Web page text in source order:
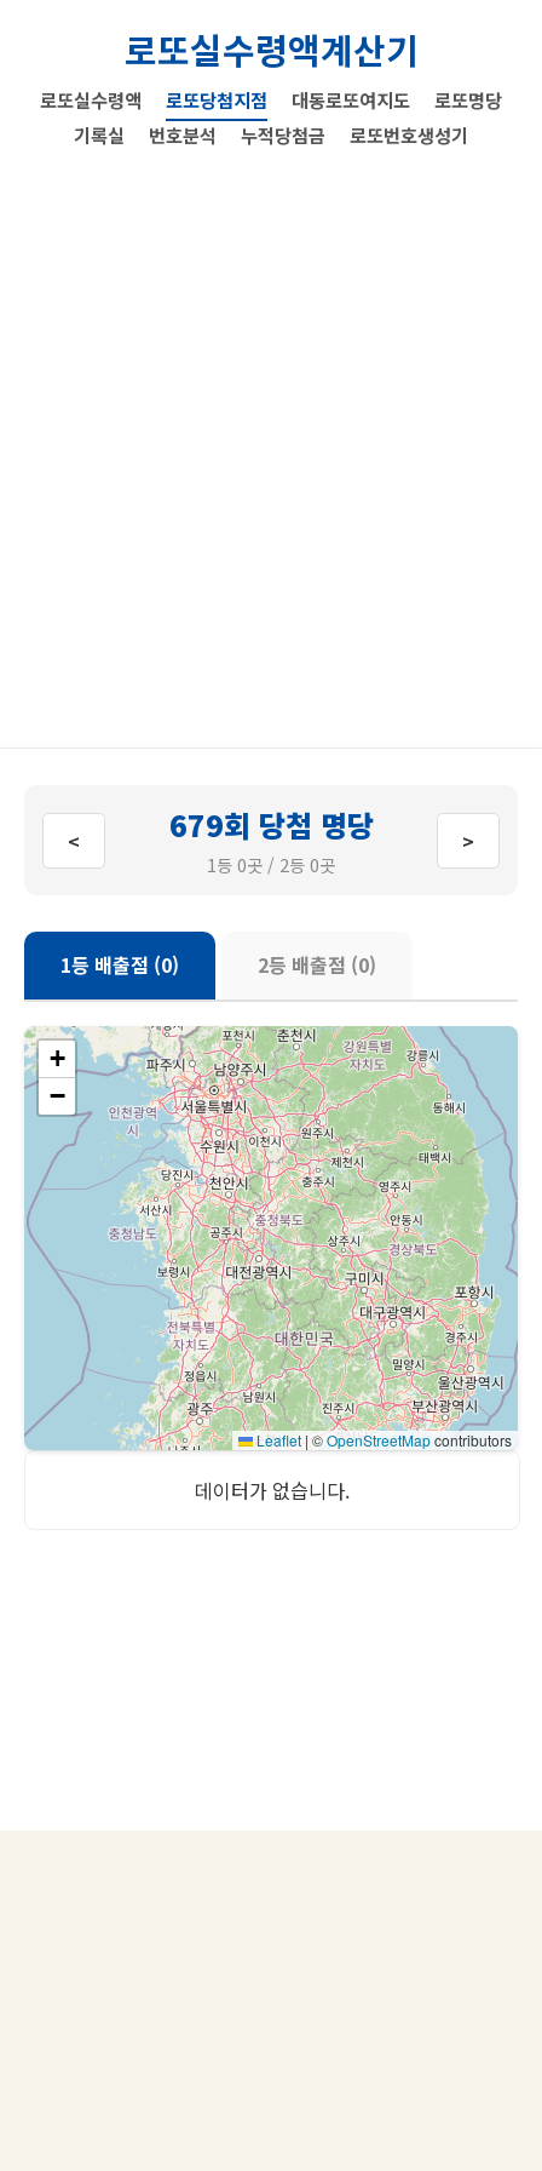
로또실수령액계산기
로또실수령액 로또당첨지점 대동로또여지도
로또명당
기록실
번호분석 누적당첨금 로또번호생성기
< 679회 당첨 명당
1등 0곳 / 2등 0곳
>
1등 배출점 (0) 2등 배출점 (0)
데이터가 없습니다.
+
−
Leaflet | ©OpenStreetMapcontributors